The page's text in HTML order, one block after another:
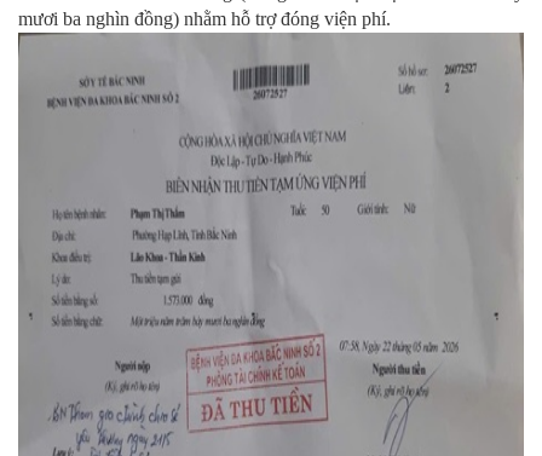
mươi ba nghìn đồng) nhằm hỗ trợ đóng viện phí.